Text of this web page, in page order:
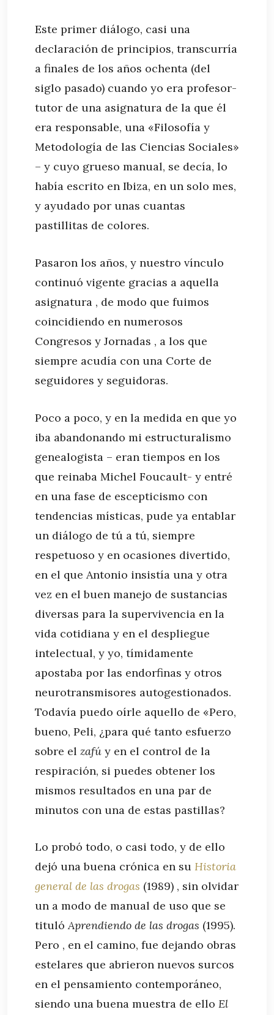
Este primer diálogo, casi una
declaración de principios, transcurría
a finales de los años ochenta (del
siglo pasado) cuando yo era profesor-
tutor de una asignatura de la que él
era responsable, una «Filosofía y
Metodología de las Ciencias Sociales»
– y cuyo grueso manual, se decía, lo
había escrito en Ibiza, en un solo mes,
y ayudado por unas cuantas
pastillitas de colores.
Pasaron los años, y nuestro vínculo
continuó vigente gracias a aquella
asignatura , de modo que fuimos
coincidiendo en numerosos
Congresos y Jornadas , a los que
siempre acudía con una Corte de
seguidores y seguidoras.
Poco a poco, y en la medida en que yo
iba abandonando mi estructuralismo
genealogista – eran tiempos en los
que reinaba Michel Foucault- y entré
en una fase de escepticismo con
tendencias místicas, pude ya entablar
un diálogo de tú a tú, siempre
respetuoso y en ocasiones divertido,
en el que Antonio insistía una y otra
vez en el buen manejo de sustancias
diversas para la supervivencia en la
vida cotidiana y en el despliegue
intelectual, y yo, tímidamente
apostaba por las endorfinas y otros
neurotransmisores autogestionados.
Todavía puedo oírle aquello de «Pero,
bueno, Peli, ¿para qué tanto esfuerzo
sobre el zafú y en el control de la
respiración, si puedes obtener los
mismos resultados en una par de
minutos con una de estas pastillas?
Lo probó todo, o casi todo, y de ello
dejó una buena crónica en su Historia
general de las drogas (1989) , sin olvidar
un a modo de manual de uso que se
titulóAprendiendo de las drogas (1995).
Pero , en el camino, fue dejando obras
estelares que abrieron nuevos surcos
en el pensamiento contemporáneo,
siendo una buena muestra de ello El